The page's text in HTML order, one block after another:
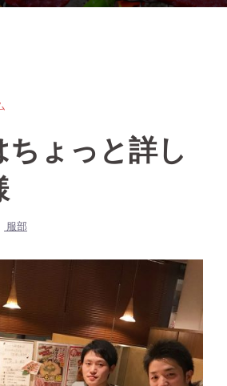
ちょっと詳し
服部